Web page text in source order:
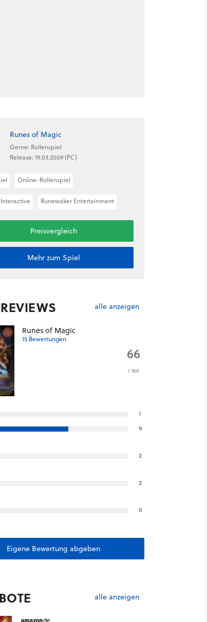
Runes of Magic
Genre: Rollenspiel
Release: 19.03.2009 (PC)
Online-Rollenspiel
Runewaker Entertainment
Preisvergleich
Mehr zum Spiel
alle anzeigen
Runes of Magic
15 Bewertungen
66
/ 100
1
9
2
2
0
Eigene Bewertung abgeben
alle anzeigen